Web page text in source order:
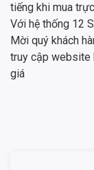
tiếng khi mua
Với hệ thống 12
Mời quý khách
truy cập website
giá